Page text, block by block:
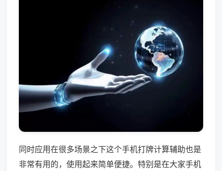
同时应用在很多场景之下这个手机打牌计算辅助也是
非常有用的，使用起来简单便捷。特别是在大家手机